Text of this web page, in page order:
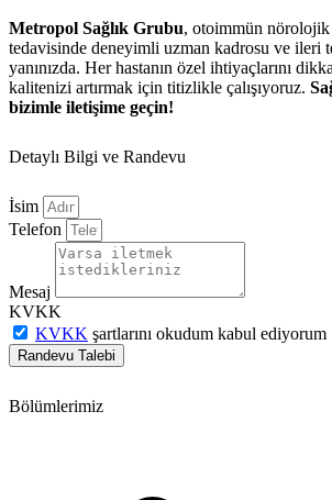
Metropol Sağlık Grubu, otoimmün nörolojik
tedavisinde deneyimli uzman kadrosu ve ileri
yanınızda. Her hastanın özel ihtiyaçlarını
kalitenizi artırmak için titizlikle çalışıyoruz.
bizimle iletişime geçin!
Detaylı Bilgi ve Randevu
İsim
Telefon
Mesaj
KVKK
KVKK şartlarını okudum kabul ediyorum
Randevu Talebi
Bölümlerimiz